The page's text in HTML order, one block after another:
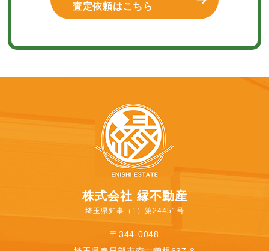
査定依頼はこちら
株式会社 縁不動産
埼玉県知事（1）第24451号
〒344-0048